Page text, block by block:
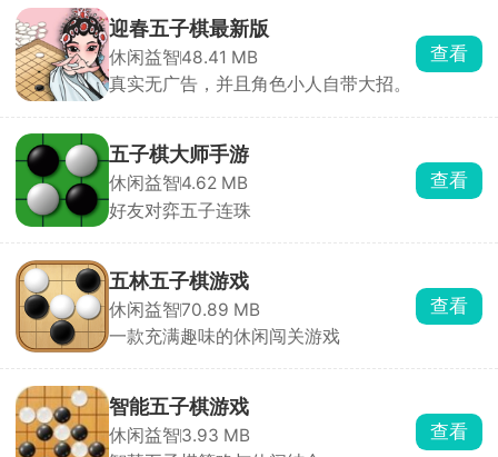
迎春五子棋最新版
休闲益智48.41 MB
真实无广告，并且角色小人自带大招。
查看
五子棋大师手游
休闲益智4.62 MB
好友对弈五子连珠
查看
五林五子棋游戏
休闲益智70.89 MB
一款充满趣味的休闲闯关游戏
查看
智能五子棋游戏
休闲益智3.93 MB
查看